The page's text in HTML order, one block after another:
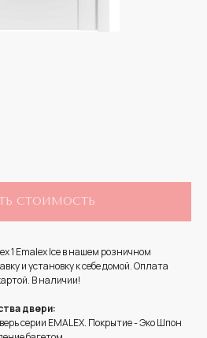
СТОИМОСТЬ
1 Emalex Ice в нашем розничном
и установку к себе домой. Оплата
В наличии!
двери:
cерии EMALEX. Покрытие - Эко Шпон